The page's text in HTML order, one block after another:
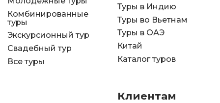
Комбинированные
туры
Экскурсионный тур
Свадебный тур
Все туры
Туры в Индию
Туры во Вьетнам
Туры в ОАЭ
Китай
Каталог туров
Клиентам